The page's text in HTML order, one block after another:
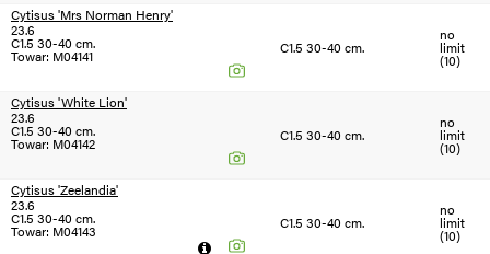
Cytisus 'Mrs Norman Henry'
23.6
C1.5 30-40 cm.
Towar: M04141 C1.5 30-40 cm.
no
limit
(10)
Cytisus 'White Lion'
23.6
C1.5 30-40 cm.
Towar: M04142 C1.5 30-40 cm.
no
limit
(10)
Cytisus 'Zeelandia'
23.6
C1.5 30-40 cm.
Towar: M04143 C1.5 30-40 cm.
no
limit
(10)